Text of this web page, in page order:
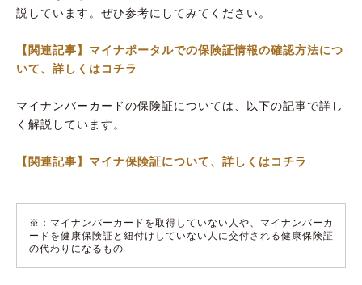
説しています。ぜひ参考にしてみてください。
【関連記事】マイナポータルでの保険証情報の確認方法につ
いて、詳しくはコチラ
マイナンバーカードの保険証については、以下の記事で詳し
く解説しています。
【関連記事】マイナ保険証について、詳しくはコチラ
※：マイナンバーカードを取得していない人や、マイナンバーカ
ードを健康保険証と紐付けしていない人に交付される健康保険証
の代わりになるもの